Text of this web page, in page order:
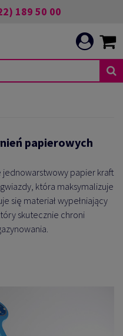
189 50 00
papierowych
jednowarstwowy papier kraft
która maksymalizuje
się materiał wypełniający
skutecznie chroni